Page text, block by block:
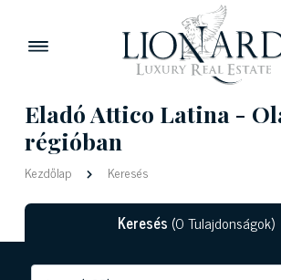
Eladó Attico Latina -
régióban
Kezdőlap Keresés
Keresés (0 Tulajdonságok)